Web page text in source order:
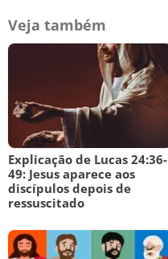
Veja também
Explicação de Lucas 24:36-
49: Jesus aparece aos
discípulos depois de
ressuscitado